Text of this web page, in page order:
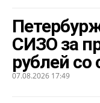
СИЗО за
рублей со
07.08.2026 17:49